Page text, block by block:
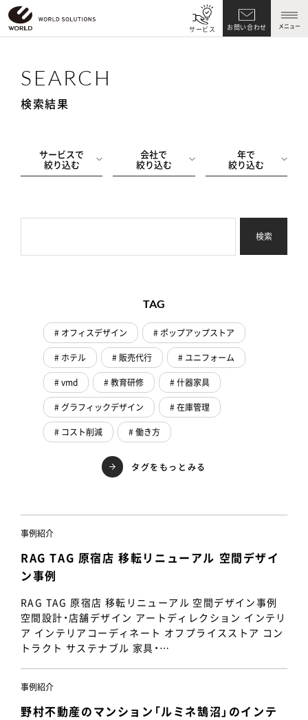
サービス お問い合わせ メニュー
SEARCH
検索結果
サービスで
絞り込む
会社で
絞り込む
年で
絞り込む
検索
TAG
# オフィスデザイン
# ポップアップストア
# ホテル
# 販売代行
# ユニフォーム
# vmd
# 教育研修
# 什器家具
# グラフィックデザイン
# 在庫管理
# コスト削減
# 働き方
タグをもっとみる
事例紹介
RAG TAG 原宿店 移転リニューアル 空間デザイ
ン事例
RAG TAG 原宿店 移転リニューアル 空間デザイン事例
空間設計・店舗デザイン アートディレクション インテリ
ア インテリアコーディネート オフプライスストア コン
トラクト サステナブル 家具・…
事例紹介
野村不動産のマンション「ルミネ鵠沼」のインテ